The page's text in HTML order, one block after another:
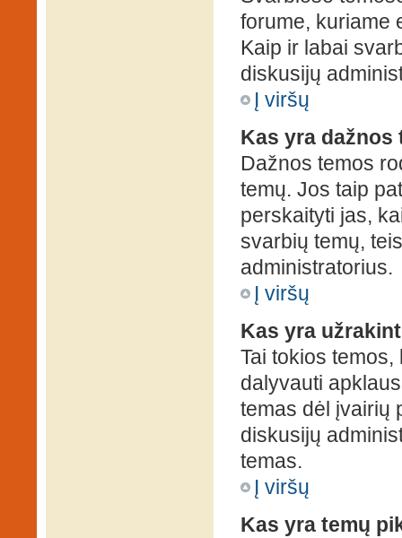
forume, kuriame
Kaip ir labai
diskusijų
Į viršų
Kas yra dažnos
Dažnos temos
temų. Jos taip
perskaityti jas,
svarbių temų,
administratorius.
Į viršų
Kas yra
Tai tokios
dalyvauti
temas dėl įvairių
diskusijų
temas.
Į viršų
Kas yra temų